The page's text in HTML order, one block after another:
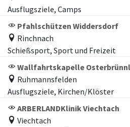
Ausflugsziele, Camps
Pfahlschützen Widdersdorf
Rinchnach
Schießsport, Sport und Freizeit
Wallfahrtskapelle Osterbrünnl
Ruhmannsfelden
Ausflugsziele, Kirchen/Klöster
ARBERLANDKlinik Viechtach
Viechtach